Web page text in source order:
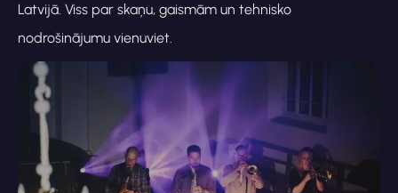
Latvijā. Viss par skaņu, gaismām un tehnisko
nodrošinājumu vienuviet.